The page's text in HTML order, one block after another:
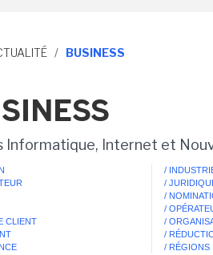
/ BUSINESS
Informatique, Internet et
CLIENT
/
/
/
/
/
/
/ RÉGIONS